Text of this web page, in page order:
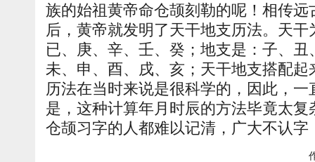
族的始祖黄帝命仓颉刻勒的呢！相传
后，黄帝就发明了天干地支历法。天
已、庚、辛、壬、癸；地支是：子、
未、申、酉、戌、亥；天干地支搭配
历法在当时来说是很科学的，因此，
是，这种计算年月时辰的方法毕竟太
仓颉习字的人都难以记清，广大不认字